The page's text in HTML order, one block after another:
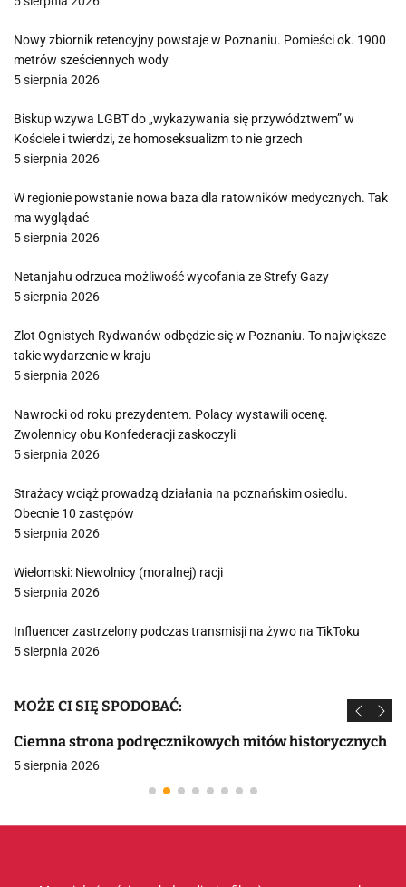
Nowy zbiornik retencyjny powstaje w Poznaniu. Pomieści ok. 1900
metrów sześciennych wody
5 sierpnia 2026
Biskup wzywa LGBT do „wykazywania się przywództwem” w
Kościele i twierdzi, że homoseksualizm to nie grzech
5 sierpnia 2026
W regionie powstanie nowa baza dla ratowników medycznych. Tak
ma wyglądać
5 sierpnia 2026
Netanjahu odrzuca możliwość wycofania ze Strefy Gazy
5 sierpnia 2026
Zlot Ognistych Rydwanów odbędzie się w Poznaniu. To największe
takie wydarzenie w kraju
5 sierpnia 2026
Nawrocki od roku prezydentem. Polacy wystawili ocenę.
Zwolennicy obu Konfederacji zaskoczyli
5 sierpnia 2026
Strażacy wciąż prowadzą działania na poznańskim osiedlu.
Obecnie 10 zastępów
5 sierpnia 2026
Wielomski: Niewolnicy (moralnej) racji
5 sierpnia 2026
Influencer zastrzelony podczas transmisji na żywo na TikToku
5 sierpnia 2026
MOŻE CI SIĘ SPODOBAĆ:
Ciemna strona podręcznikowych mitów historycznych
5 sierpnia 2026